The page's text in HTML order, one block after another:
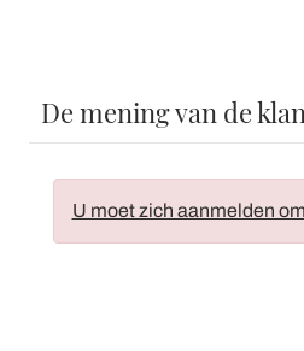
De mening van de
U moet zich aanmelden